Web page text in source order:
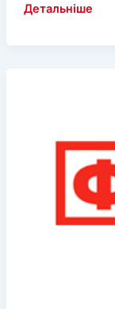
Питну
застати
Детальніше